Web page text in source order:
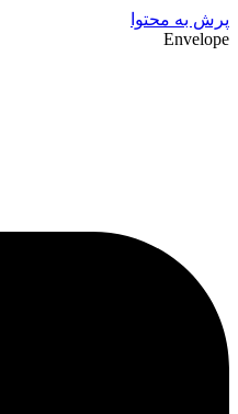
پرش به محتوا
Envelope